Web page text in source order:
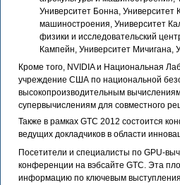
Университет Бонна, Университет
машиностроения, Университет
физики и исследовательский
Кампейн, Университет Мичигана,
Кроме того, NVIDIA и Национальная
учреждение США по национальной
высокопроизводительным
супервычислениям для совместного
Также в рамках GTC 2012 состоится
ведущих докладчиков в области
Посетители и специалисты по GPU-
конференции на вэбсайте GTC. Эта
информацию по ключевым